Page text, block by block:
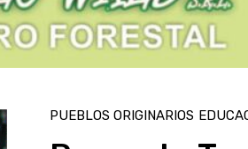
PUEBLOS ORIGINARIOS